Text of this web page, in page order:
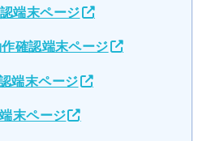
端末ページ
確認端末ページ
端末ページ
末ページ